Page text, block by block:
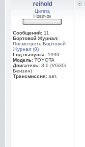
reihold
Цитата
Новичок
Сообщений: 11
Бортовой Журнал:
Посмотреть Бортовой
Журнал (0)
Год выпуска: 1990
Модель: TOYOTA
Двигатель: 3.0 (VG30i
Бензин)
Трансмиссия: авт.